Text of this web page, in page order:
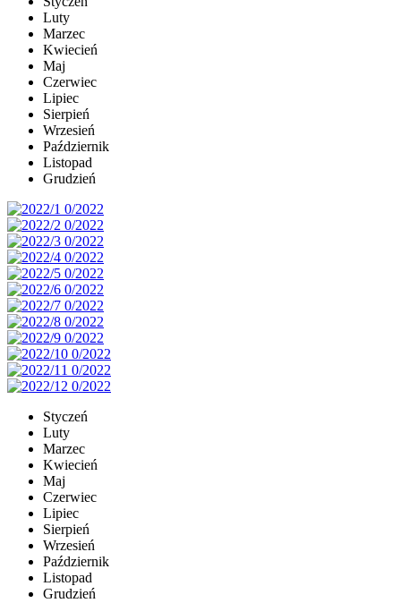
Luty
Marzec
Kwiecień
Maj
Czerwiec
Lipiec
Sierpień
Wrzesień
Październik
Listopad
Grudzień
Styczeń
Luty
Marzec
Kwiecień
Maj
Czerwiec
Lipiec
Sierpień
Wrzesień
Październik
Listopad
Grudzień